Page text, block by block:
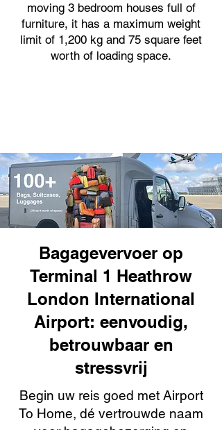
moving 3 bedroom houses full of
furniture, it has a maximum weight
limit of 1,200 kg and 75 square feet
worth of loading space.
Bagagevervoer op
Terminal 1 Heathrow
London International
Airport: eenvoudig,
betrouwbaar en
stressvrij
Begin uw reis goed met Airport
To Home, dé vertrouwde naam